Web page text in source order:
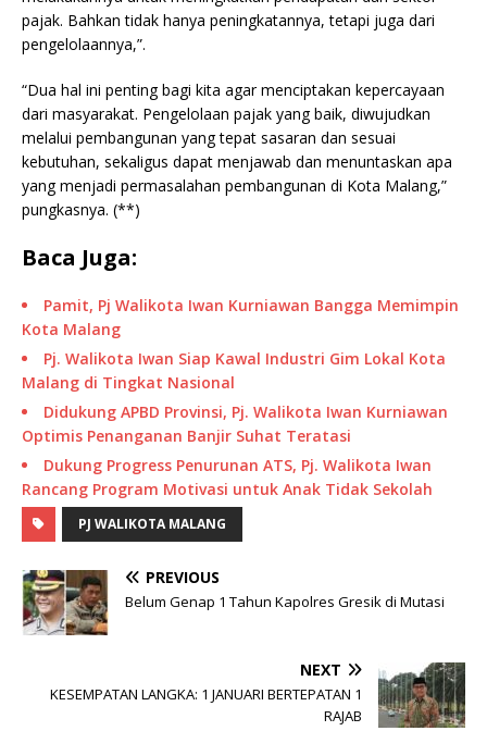
pajak. Bahkan tidak hanya peningkatannya, tetapi juga dari
pengelolaannya,”.
“Dua hal ini penting bagi kita agar menciptakan kepercayaan
dari masyarakat. Pengelolaan pajak yang baik, diwujudkan
melalui pembangunan yang tepat sasaran dan sesuai
kebutuhan, sekaligus dapat menjawab dan menuntaskan apa
yang menjadi permasalahan pembangunan di Kota Malang,”
pungkasnya. (**)
Baca Juga:
Pamit, Pj Walikota Iwan Kurniawan Bangga Memimpin
Kota Malang
Pj. Walikota Iwan Siap Kawal Industri Gim Lokal Kota
Malang di Tingkat Nasional
Didukung APBD Provinsi, Pj. Walikota Iwan Kurniawan
Optimis Penanganan Banjir Suhat Teratasi
Dukung Progress Penurunan ATS, Pj. Walikota Iwan
Rancang Program Motivasi untuk Anak Tidak Sekolah
PJ WALIKOTA MALANG
PREVIOUS
Belum Genap 1 Tahun Kapolres Gresik di Mutasi
NEXT
KESEMPATAN LANGKA: 1 JANUARI BERTEPATAN 1
RAJAB